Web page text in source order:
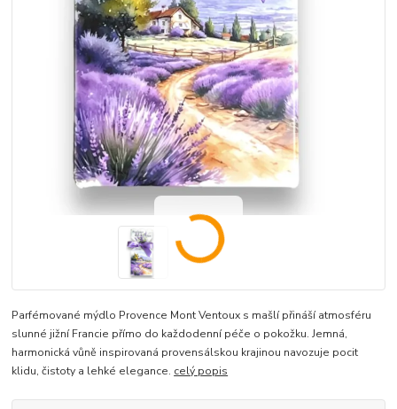
Parfémované mýdlo Provence Mont Ventoux s mašlí přináší atmosféru
slunné jižní Francie přímo do každodenní péče o pokožku. Jemná,
harmonická vůně inspirovaná provensálskou krajinou navozuje pocit
klidu, čistoty a lehké elegance. celý popis